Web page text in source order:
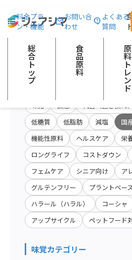
料金プラ
ン・機能
お問い合
わせ
よくある
質問
総
合
ト
ッ
プ
食
品
原
料
原
料
ト
レ
ン
ド
総合トップ 食品原料 開発テーマ：
原料・キーワード
会社名から検索
低糖質 低脂肪 減塩 国
機能性原料 ヘルスケア 栄
ロングライフ コストダウン
フェムケア シニア向け ア
グルテンフリー プラントベース
ハラール（ハラル） コーシャ
アップサイクル ペットフード
味覚カテゴリー